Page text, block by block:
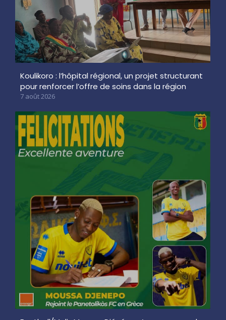
Koulikoro : l’hôpital régional, un projet structurant
pour renforcer l’offre de soins dans la région
7 août 2026